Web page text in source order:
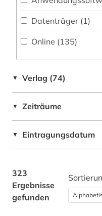
byzanz (1)
calderón (1)
Griechenland (2)
Japan (1)
Oesterreich (1)
Datenträger (1)
Online (135)
▼ Verlag (74)
▼ Zeiträume
▼ Eintragungsdatum
323
Ergebnisse
gefunden